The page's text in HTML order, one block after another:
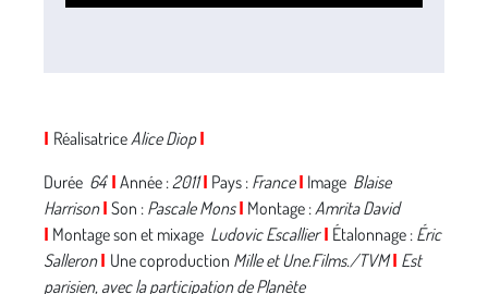
I Réalisatrice Alice DiopI
Durée 64' I Année : 2011 I Pays : France I Image Blaise
HarrisonI Son : Pascale Mons I Montage : Amrita David
I Montage son et mixage Ludovic EscallierI Étalonnage : Éric
Salleron I Une coproduction Mille et Une.Films./TVM I Est
parisien, avec la participation de Planète